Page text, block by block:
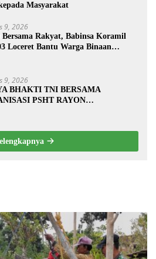
Masyarakat
9, 2026
Bersama Rakyat, Babinsa Koramil
Loceret Bantu Warga Binaan
9, 2026
BHAKTI TNI BERSAMA
PSHT RAYON
TNI-RAKYAT